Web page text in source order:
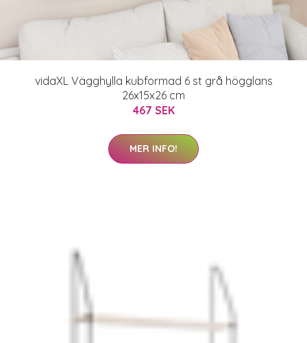
vidaXL Vägghylla kubformad 6 st grå högglans
26x15x26 cm
467 SEK
MER INFO!